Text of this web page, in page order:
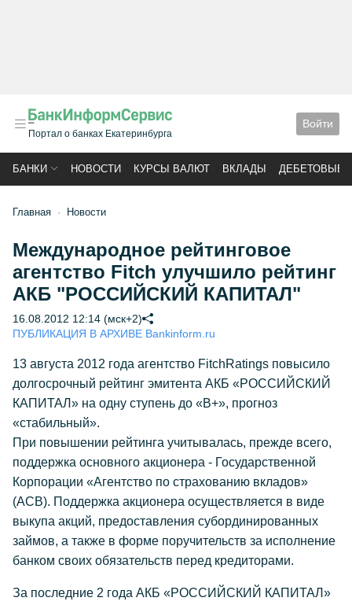
Портал о банках Екатеринбурга
Войти
БАНКИ НОВОСТИ КУРСЫ ВАЛЮТ ВКЛАДЫ ДЕБЕТОВЫЕ
Главная Новости
Международное рейтинговое
агентство Fitch улучшило рейтинг
АКБ "РОССИЙСКИЙ КАПИТАЛ"
16.08.2012 12:14 (мск+2)
ПУБЛИКАЦИЯ В АРХИВЕ Bankinform.ru
13 августа 2012 года агентство FitchRatings повысило
долгосрочный рейтинг эмитента АКБ «РОССИЙСКИЙ
КАПИТАЛ» на одну ступень до «B+», прогноз
«стабильный».
При повышении рейтинга учитывалась, прежде всего,
поддержка основного акционера - Государственной
Корпорации «Агентство по страхованию вкладов»
(АСВ). Поддержка акционера осуществляется в виде
выкупа акций, предоставления субординированных
займов, а также в форме поручительств за исполнение
банком своих обязательств перед кредиторами.
За последние 2 года АКБ «РОССИЙСКИЙ КАПИТАЛ»